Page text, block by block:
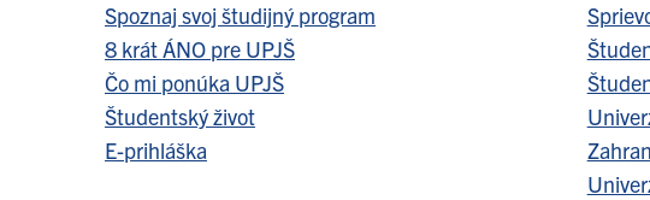
Spoznaj svoj študijný program
8 krát ÁNO pre UPJŠ
Čo mi ponúka UPJŠ
Študentský život
E-prihláška